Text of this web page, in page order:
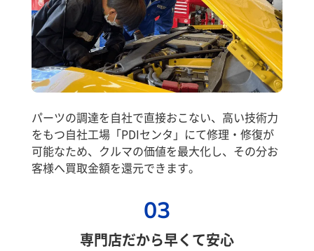
パーツの調達を自社で直接おこない、高い技術力
をもつ自社工場「PDIセンタ」にて修理・修復が
可能なため、クルマの価値を最大化し、その分お
客様へ買取金額を還元できます。
03
専門店だから早くて安心